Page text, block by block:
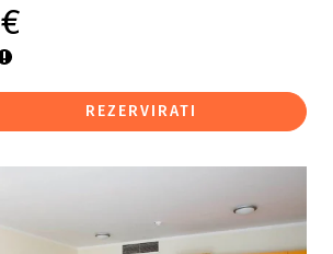
€
REZERVIRATI